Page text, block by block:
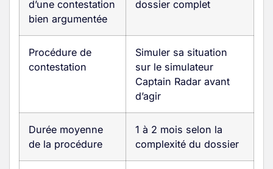
d’une contestation
bien argumentée
dossier complet
Procédure de
contestation
Simuler sa situation
sur le simulateur
Captain Radar avant
d’agir
Durée moyenne
de la procédure
1 à 2 mois selon la
complexité du dossier